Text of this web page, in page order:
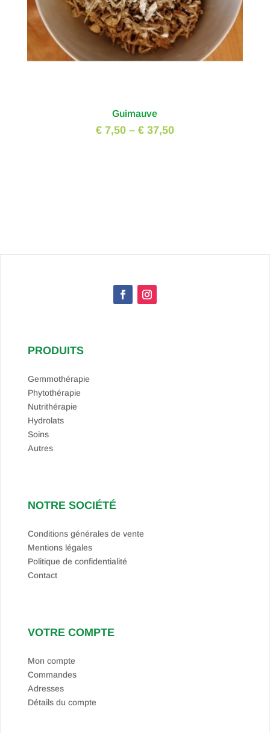
Guimauve
€ 7,50– € 37,50
PRODUITS
Gemmothérapie
Phytothérapie
Nutrithérapie
Hydrolats
Soins
Autres
NOTRE SOCIÉTÉ
Conditions générales de vente
Mentions légales
Politique de confidentialité
Contact
VOTRE COMPTE
Mon compte
Commandes
Adresses
Détails du compte